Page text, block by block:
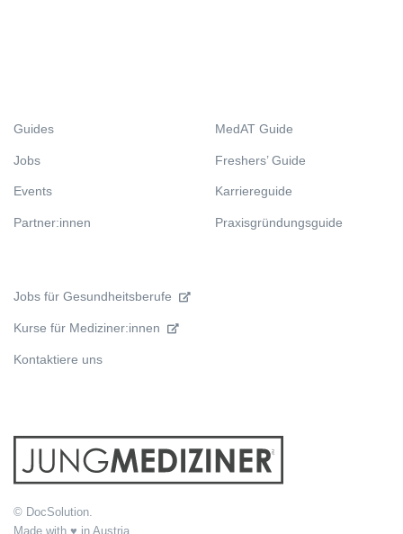
Guides
Jobs
Events
Partner:innen
MedAT Guide
Freshers’ Guide
Karriereguide
Praxisgründungsguide
Jobs für Gesundheitsberufe
Kurse für Mediziner:innen
Kontaktiere uns
© DocSolution.
Made with ♥ in Austria.